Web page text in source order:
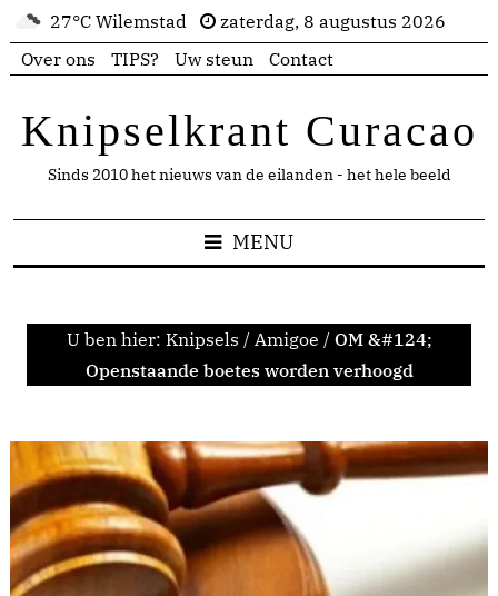
27°C Wilemstad
zaterdag, 8 augustus 2026
Over ons
TIPS? Uw steun Contact
Knipselkrant Curacao
Sinds 2010 het nieuws van de eilanden - het hele beeld
MENU
U ben hier: Knipsels / Amigoe / OM &#124;
Openstaande boetes worden verhoogd